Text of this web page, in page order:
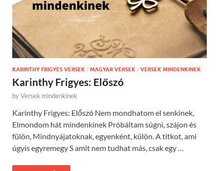
KARINTHY FRIGYES VERSEK / MAGYAR VERSEK / VERSEK MINDENKINEK
Karinthy Frigyes: Előszó
byVersek mindenkinek
Karinthy Frigyes: Előszó Nem mondhatom el senkinek,
Elmondom hát mindenkinek Próbáltam súgni, szájon és
fülön, Mindnyájatoknak, egyenként, külön. A titkot, ami
úgyis egyremegy S amit nem tudhat más, csak egy …